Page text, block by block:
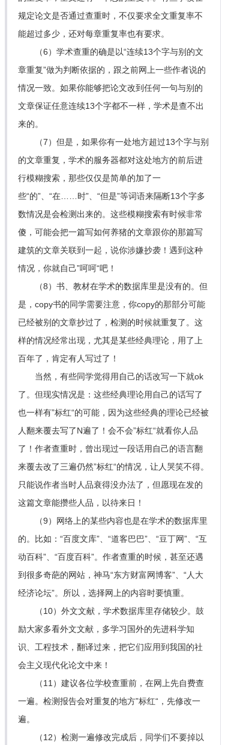
规定论文是否通过查重时，不仅要求全文重复率不
能超过多少，还对每章重复率也有要求。
（6）学术查重的确是以“连续13个字与别的文
章重复”做为判断依据的，跟之前网上一些作者说的
情况一致。如果你能够把论文改到任何一句与别的
文章保证任意连续13个字都不一样，学术是查不出
来的。
（7）但是，如果你有一处地方超过13个字与别
的文章重复，学术的服务器都对这处地方的前后进
行模糊搜索，那些仅仅是简单的加了一
些“的”、“在……时”、“但是”等词语来隔断13个字多
数情况是会检测出来的。这些模糊搜索有时候非常
傻，可能会把一篇写如何养猪的文章跟你的那篇写
建筑的文章关联到一起，说你涉嫌抄袭！遇到这种
情况，你就自己”呵呵“吧！
（8）书、教材在学术的数据库里是没有的。但
是，copy书的同学需要注意，你copy的那部分可能
已经被别的文章抄过了，检测的时候就重复了。这
样的情况经常出现，尤其是某些经典理论，用了上
百年了，肯定有人写过了！
当然，有些同学觉得用自己的话改写一下就ok
了。但现实情况是：这些经典理论用自己的话写了
也一样有”标红“的可能，因为这些经典的理论已经被
人翻来覆去写了N遍了！会不会”标红“就看你人品
了！作者查重时，曾出现过一段话用自己的语言翻
来覆去改了三遍仍然”标红“的情况，让人哭笑不得。
只能说作者当时人品衰得没办法了，但愿现在发的
这篇文章能攒些人品，以待来日！
（9）网络上的某些内容也是在学术的数据库里
的。比如：“百度文库”、“道客巴巴”、“豆丁网”、“互
动百科”、“百度百科”。作者查重的时候，甚至还遇
到很多奇葩的网站，神马“东方财富网博客”、“人大
经济论坛”。所以，选择网上的内容时要慎重。
（10）外文文献，学术数据库里存储较少。鼓
励大家多看外文文献，多学习国外的先进科学知
识、工程技术，翻译过来，把它们应用到我国的社
会主义现代化论文中来！
（11）建议各位学校查重前，在网上先自费查
一遍。检测报告会对重复的地方”标红“，先修改一
遍。
（12）检测一遍修改完成后，同学们不要掉以